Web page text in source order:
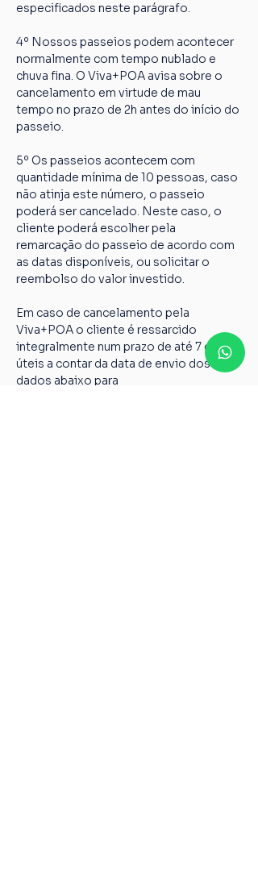
especificados neste parágrafo.
4º Nossos passeios podem acontecer
normalmente com tempo nublado e
chuva fina. O Viva+POA avisa sobre o
cancelamento em virtude de mau
tempo no prazo de 2h antes do início do
passeio.
5º Os passeios acontecem com
quantidade mínima de 10 pessoas, caso
não atinja este número, o passeio
poderá ser cancelado. Neste caso, o
cliente poderá escolher pela
remarcação do passeio de acordo com
as datas disponíveis, ou solicitar o
reembolso do valor investido.
Em caso de cancelamento pela
Viva+POA o cliente é ressarcido
integralmente num prazo de até 7 dias
úteis a contar da data de envio dos
dados abaixo para